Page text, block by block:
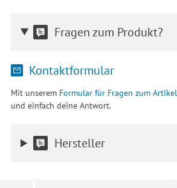
Fragen zum Produkt?
Kontaktformular
Mit unserem Formular für Fragen zum Artikel
und einfach deine Antwort.
Hersteller